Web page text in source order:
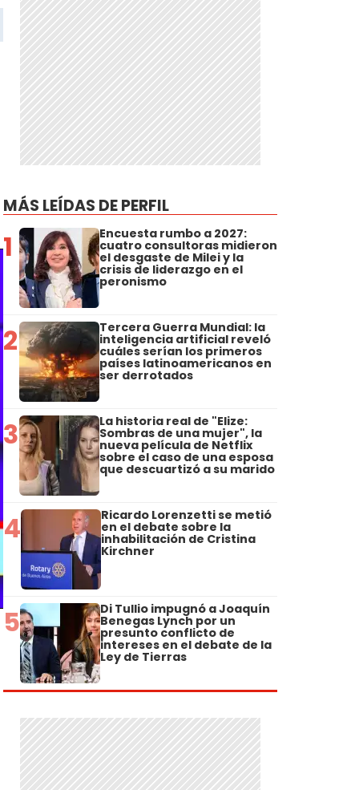
MÁS LEÍDAS DE PERFIL
1 Encuesta rumbo a 2027:
cuatro consultoras midieron
el desgaste de Milei y la
crisis de liderazgo en el
peronismo
2 Tercera Guerra Mundial: la
inteligencia artificial reveló
cuáles serían los primeros
países latinoamericanos en
ser derrotados
3 La historia real de "Elize:
Sombras de una mujer", la
nueva película de Netflix
sobre el caso de una esposa
que descuartizó a su marido
4 Ricardo Lorenzetti se metió
en el debate sobre la
inhabilitación de Cristina
Kirchner
5 Di Tullio impugnó a Joaquín
Benegas Lynch por un
presunto conflicto de
intereses en el debate de la
Ley de Tierras